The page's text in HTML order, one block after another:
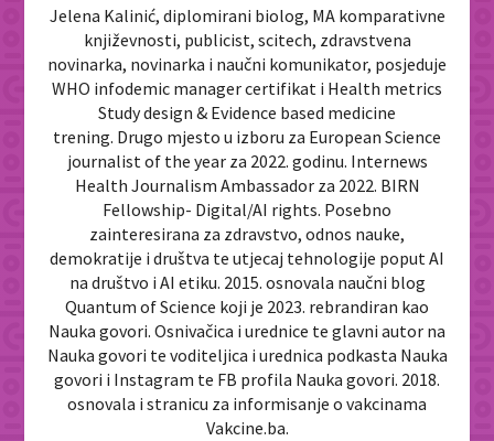
Jelena Kalinić, diplomirani biolog, MA komparativne
književnosti, publicist, scitech, zdravstvena
novinarka, novinarka i naučni komunikator, posjeduje
WHO infodemic manager certifikat i Health metrics
Study design & Evidence based medicine
trening. Drugo mjesto u izboru za European Science
journalist of the year za 2022. godinu. Internews
Health Journalism Ambassador za 2022. BIRN
Fellowship- Digital/AI rights. Posebno
zainteresirana za zdravstvo, odnos nauke,
demokratije i društva te utjecaj tehnologije poput AI
na društvo i AI etiku. 2015. osnovala naučni blog
Quantum of Science koji je 2023. rebrandiran kao
Nauka govori. Osnivačica i urednice te glavni autor na
Nauka govori te voditeljica i urednica podkasta Nauka
govori i Instagram te FB profila Nauka govori. 2018.
osnovala i stranicu za informisanje o vakcinama
Vakcine.ba.